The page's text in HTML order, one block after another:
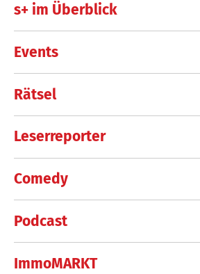
s+ im Überblick
Events
Rätsel
Leserreporter
Comedy
Podcast
ImmoMARKT